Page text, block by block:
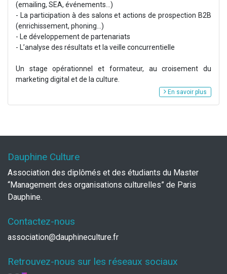
(emailing, SEA, événements…)
- La participation à des salons et actions de prospection B2B
(enrichissement, phoning...)
- Le développement de partenariats
- L’analyse des résultats et la veille concurrentielle
Un stage opérationnel et formateur, au croisement du
marketing digital et de la culture.
En savoir plus
Dauphine Culture
Association des diplômés et des étudiants du Master
“Management des organisations culturelles” de Paris
Dauphine.
Contactez-nous
association@dauphineculture.fr
Retrouvez-nous sur les réseaux sociaux